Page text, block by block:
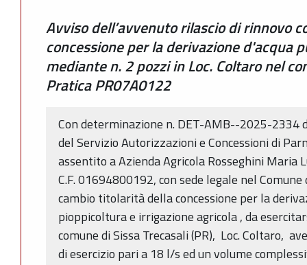
Avviso dell’avvenuto rilascio di rinnovo
concessione per la derivazione d'acqua
mediante n. 2 pozzi in Loc. Coltaro nel
Pratica PR07A0122
Con determinazione n. DET-AMB--2025-
del Servizio Autorizzazioni e Concessioni di
assentito a Azienda Agricola Rosseghini Maria
C.F. 01694800192, con sede legale nel
cambio titolarità della concessione per la
pioppicoltura e irrigazione agricola , da
comune di Sissa Trecasali (PR), Loc. Coltaro,
di esercizio pari a 18 l/s ed un volume